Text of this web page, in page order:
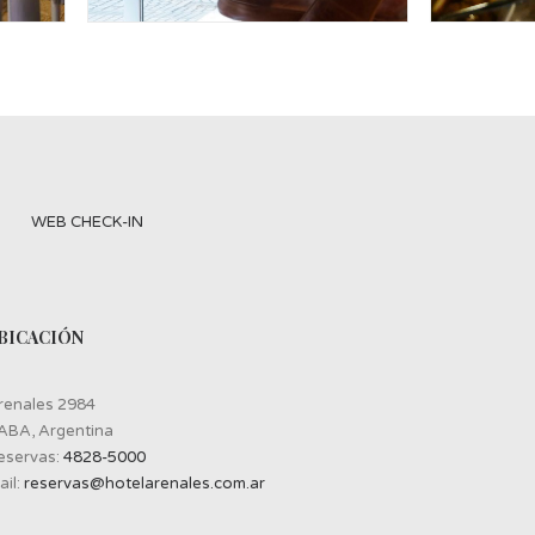
WEB CHECK-IN
2984
Argentina
4828-5000
reservas@hotelarenales.com.ar